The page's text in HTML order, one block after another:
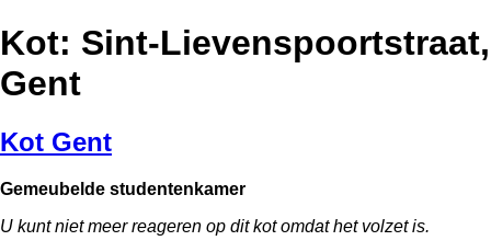
Kot: Sint-Lievenspoortstraat,
Gent
Kot Gent
Gemeubelde studentenkamer
U kunt niet meer reageren op dit kot omdat het volzet is.